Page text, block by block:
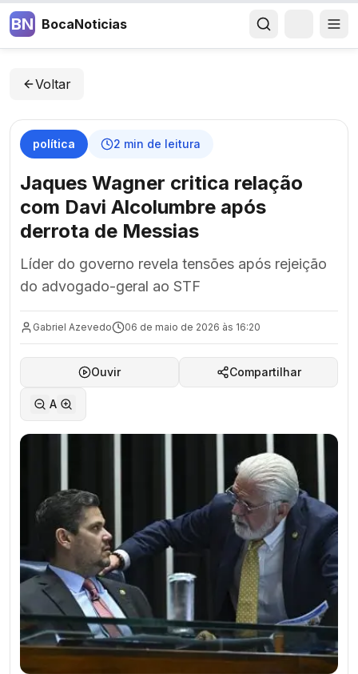
BN BocaNoticias
Voltar
política 2 min de leitura
Jaques Wagner critica relação
com Davi Alcolumbre após
derrota de Messias
Líder do governo revela tensões após rejeição
do advogado-geral ao STF
Gabriel Azevedo 06 de maio de 2026 às 16:20
Ouvir Compartilhar
A